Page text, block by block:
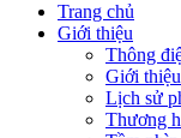
Trang chủ
Giới thiệu
Thông
Giới
Lịch sử
Thương